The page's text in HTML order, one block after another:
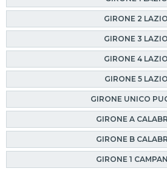
GIRONE 2 LAZIO
GIRONE 3 LAZIO
GIRONE 4 LAZIO
GIRONE 5 LAZIO
GIRONE UNICO
GIRONE A
GIRONE B
GIRONE 1